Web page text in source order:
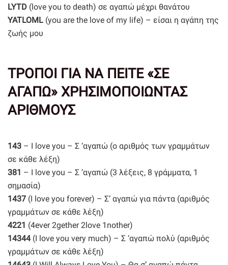
LYTD (love you to death) σε αγαπώ μέχρι θανάτου
YATLOML (you are the love of my life) – είσαι η αγάπη της
ζωής μου
ΤΡΟΠΟΙ ΓΙΑ ΝΑ ΠΕΙΤΕ «ΣΕ
ΑΓΑΠΩ» ΧΡΗΣΙΜΟΠΟΙΩΝΤΑΣ
ΑΡΙΘΜΟΥΣ
143 – I love you – Σ ‘αγαπώ (ο αριθμός των γραμμάτων
σε κάθε λέξη)
381 – I love you – Σ ‘αγαπώ (3 λέξεις, 8 γράμματα, 1
σημασία)
1437 (I love you forever) – Σ’ αγαπώ για πάντα (αριθμός
γραμμάτων σε κάθε λέξη)
4221 (4ever 2gether 2love 1nother)
14344(I love you very much) – Σ ‘αγαπώ πολύ (αριθμός
γραμμάτων σε κάθε λέξη)